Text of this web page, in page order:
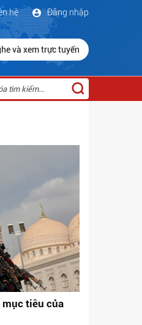
Đăng nhập
hệ
và xem trực tuyến
mục tiêu của